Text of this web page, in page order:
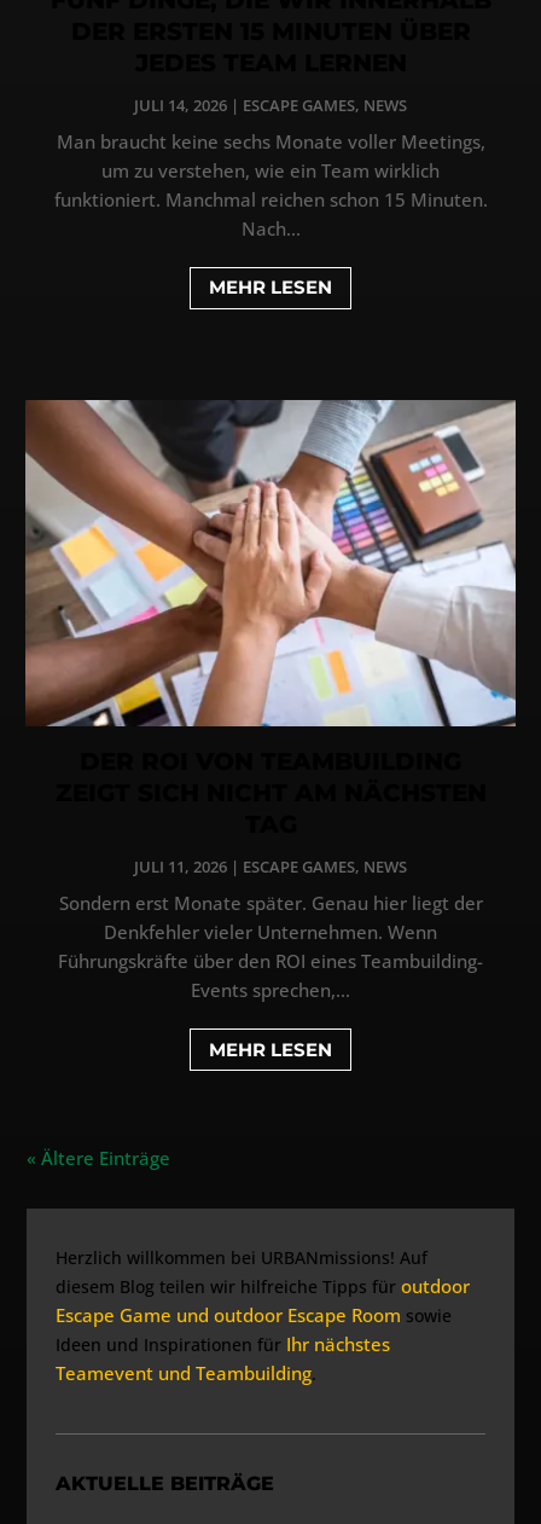
JULI 14, 2026 | ESCAPE GAMES, NEWS
Man braucht keine sechs Monate voller Meetings,
um zu verstehen, wie ein Team wirklich
funktioniert. Manchmal reichen schon 15 Minuten.
Nach...
MEHR LESEN
JULI 11, 2026 | ESCAPE GAMES, NEWS
Sondern erst Monate später. Genau hier liegt der
Denkfehler vieler Unternehmen. Wenn
Führungskräfte über den ROI eines Teambuilding-
Events sprechen,...
MEHR LESEN
« Ältere Einträge
Herzlich willkommen bei URBANmissions! Auf
diesem Blog teilen wir hilfreiche Tipps füroutdoor
Escape Game und outdoor Escape Room sowie
Ideen und Inspirationen für Ihr nächstes
Teamevent und Teambuilding.
AKTUELLE BEITRÄGE